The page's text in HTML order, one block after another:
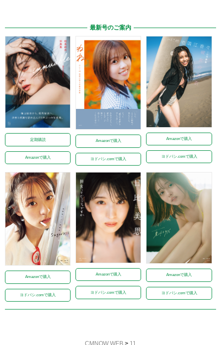
最新号のご案内
定期購読
Amazonで購入
Amazonで購入
ヨドバシ.comで購入
Amazonで購入
ヨドバシ.comで購入
Amazonで購入
ヨドバシ.comで購入
Amazonで購入
ヨドバシ.comで購入
Amazonで購入
ヨドバシ.comで購入
CMNOW WEB > 11